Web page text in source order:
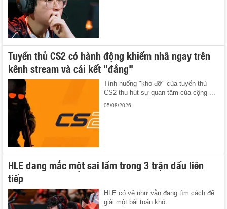
Tuyển thủ CS2 có hành động khiếm nhã ngay trên
kênh stream và cái kết "đắng"
Tình huống "khó đỡ" của tuyển thủ
CS2 thu hút sự quan tâm của cộng ...
05/08/2026
HLE đang mắc một sai lầm trong 3 trận đấu liên
tiếp
HLE có vẻ như vẫn đang tìm cách để
giải một bài toán khó.